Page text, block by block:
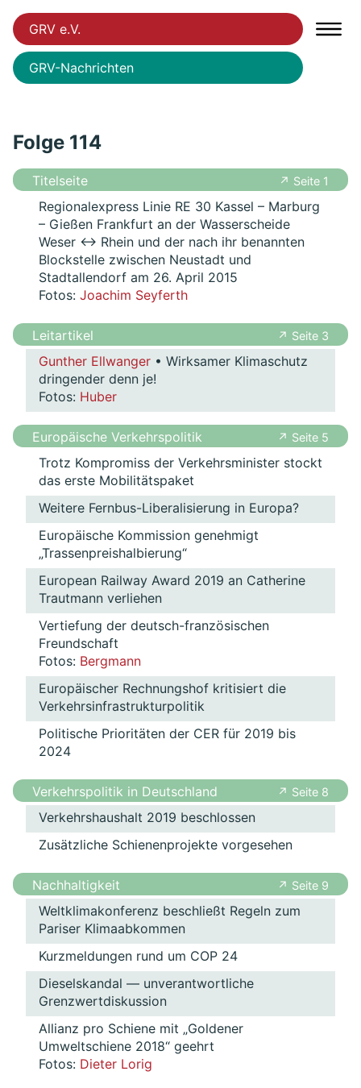
GRV e.V.
GRV-Nachrichten
Folge 114
Titelseite ↗ Seite 1
Regionalexpress Linie RE 30 Kassel – Marburg
– Gießen Frankfurt an der Wasserscheide
Weser ↔ Rhein und der nach ihr benannten
Blockstelle zwischen Neustadt und
Stadtallendorf am 26. April 2015
Fotos: Joachim Seyferth
Leitartikel ↗ Seite 3
Gunther Ellwanger • Wirksamer Klimaschutz
dringender denn je!
Fotos: Huber
Europäische Verkehrspolitik ↗ Seite 5
Trotz Kompromiss der Verkehrsminister stockt
das erste Mobilitätspaket
Weitere Fernbus-Liberalisierung in Europa?
Europäische Kommission genehmigt
„Trassenpreishalbierung“
European Railway Award 2019 an Catherine
Trautmann verliehen
Vertiefung der deutsch-französischen
Freundschaft
Fotos: Bergmann
Europäischer Rechnungshof kritisiert die
Verkehrsinfrastrukturpolitik
Politische Prioritäten der CER für 2019 bis
2024
Verkehrspolitik in Deutschland ↗ Seite 8
Verkehrshaushalt 2019 beschlossen
Zusätzliche Schienenprojekte vorgesehen
Nachhaltigkeit ↗ Seite 9
Weltklimakonferenz beschließt Regeln zum
Pariser Klimaabkommen
Kurzmeldungen rund um COP 24
Dieselskandal — unverantwortliche
Grenzwertdiskussion
Allianz pro Schiene mit „Goldener
Umweltschiene 2018“ geehrt
Fotos: Dieter Lorig